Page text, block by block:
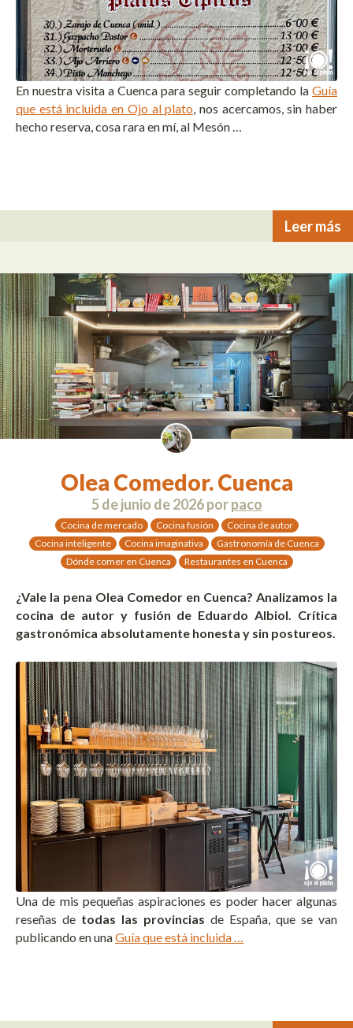
En nuestra visita a Cuenca para seguir completando la Guía
que está incluida en Ojo al plato, nos acercamos, sin haber
hecho reserva, cosa rara en mí, al Mesón …
Leer más
Olea Comedor. Cuenca
5 de junio de 2026porpaco
Cocina de mercado Cocina fusión
Cocina de autor
Cocina inteligente
Cocina imaginativa
Gastronomía de Cuenca
Dónde comer en Cuenca
Restaurantes en Cuenca
¿Vale la pena Olea Comedor en Cuenca? Analizamos la
cocina de autor y fusión de Eduardo Albiol. Crítica
gastronómica absolutamente honesta y sin postureos.
Una de mis pequeñas aspiraciones es poder hacer algunas
reseñas de todas las provincias de España, que se van
publicando en unaGuía que está incluida …